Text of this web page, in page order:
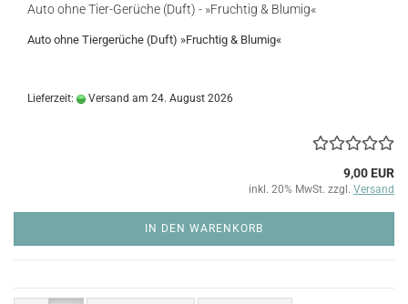
Auto ohne Tier-Gerüche (Duft) - »Fruchtig & Blumig«
Auto ohne Tiergerüche (Duft) »Fruchtig & Blumig«
Lieferzeit: Versand am 24. August 2026
9,00 EUR
inkl. 20% MwSt. zzgl. Versand
IN DEN WARENKORB